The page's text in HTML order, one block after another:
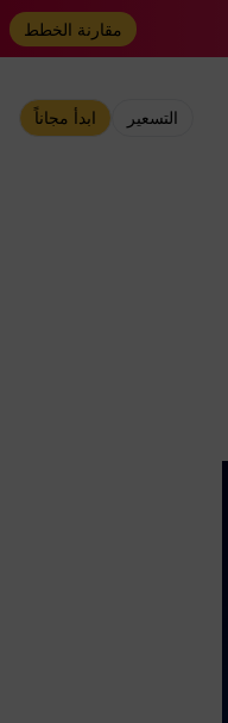
مقارنة الخطط
التسعير ابدأ مجاناً